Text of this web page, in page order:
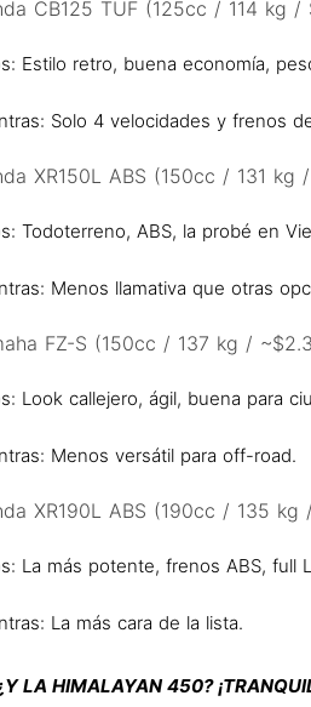
CB125 TUF (125cc / 114 kg /
Estilo retro, buena economía,
Solo 4 velocidades y frenos
XR150L ABS (150cc / 131 kg
Todoterreno, ABS, la probé en
Menos llamativa que otras
FZ-S (150cc / 137 kg /
Look callejero, ágil, buena para
Menos versátil para off-road.
XR190L ABS (190cc / 135 kg
La más potente, frenos ABS, full
La más cara de la lista.
LA HIMALAYAN 450?